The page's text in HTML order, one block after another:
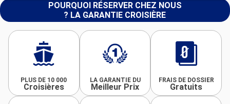
POURQUOI RÉSERVER CHEZ NOUS
? LA GARANTIE CROISIÈRE
PLUS DE 10 000
Croisières
LA GARANTIE DU
Meilleur Prix
FRAIS DE DOSSIER
Gratuits